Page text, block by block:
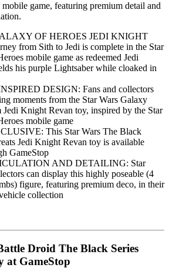
game, featuring premium detail and
OF HEROES JEDI KNIGHT
from Sith to Jedi is complete in the Star
mobile game as redeemed Jedi
his purple Lightsaber while cloaked in
DESIGN: Fans and collectors
moments from the Star Wars Galaxy
Knight Revan toy, inspired by the Star
mobile game
This Star Wars The Black
Jedi Knight Revan toy is available
GameStop
AND DETAILING: Star
can display this highly poseable (4
figure, featuring premium deco, in their
collection
Droid The Black Series
at GameStop